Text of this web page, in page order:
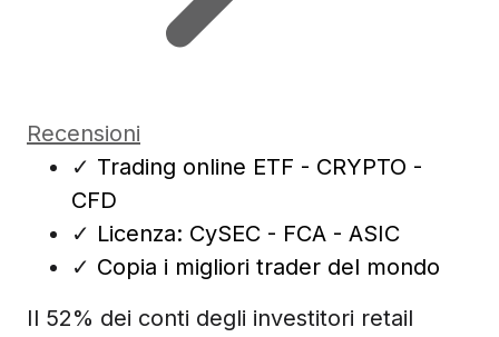
Recensioni
✓ Trading online ETF - CRYPTO -
CFD
✓ Licenza: CySEC - FCA - ASIC
✓ Copia i migliori trader del mondo
Il 52% dei conti degli investitori retail